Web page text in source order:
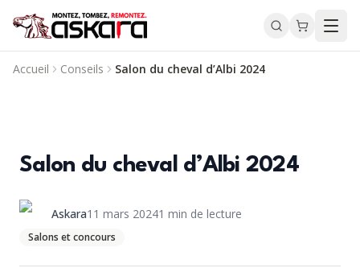
Accueil Conseils Salon du cheval d’Albi 2024
Salon du cheval d’Albi 2024
Askara11 mars 20241 min de lecture
Salons et concours